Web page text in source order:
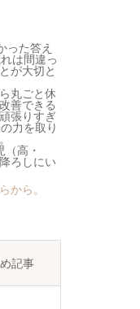
った答え
は間違っ
が大切と
丸ごと休
善できる
張りすぎ
力を取り
高・
ろしにい
から。
記事